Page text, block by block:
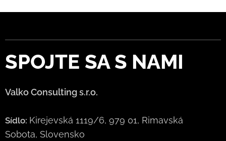
SPOJTE SA S NAMI
Valko Consulting s.r.o.
Sídlo: Kirejevská 1119/6, 979 01, Rimavská
Sobota, Slovensko